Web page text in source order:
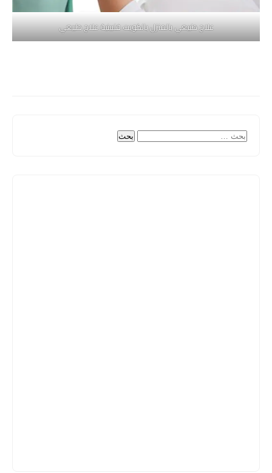
علاج طبيعي بالمنزل بالكويت فلبينية علاج طبيعي
البحث